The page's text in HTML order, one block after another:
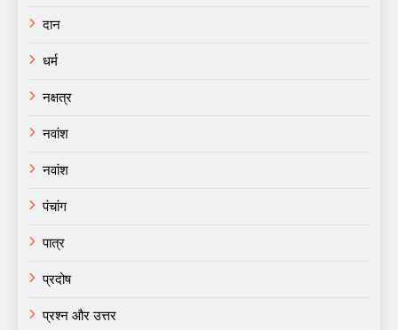
दान
धर्म
नक्षत्र
नवांश
नवांश
पंचांग
पात्र
प्रदोष
प्रश्न और उत्तर